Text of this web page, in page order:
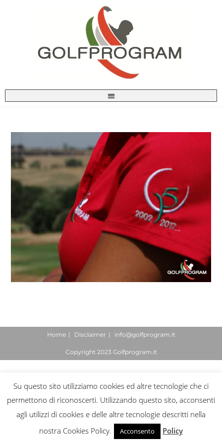
Home Disclaimer info@golfprogram.it
Copyright 2023 Golfprogram.it
Su questo sito utilizziamo cookies ed altre tecnologie che ci
permettono di riconoscerti. Utilizzando questo sito, acconsenti
agli utilizzi di cookies e delle altre tecnologie descritti nella
nostra Cookies Policy.
Acconsento Policy